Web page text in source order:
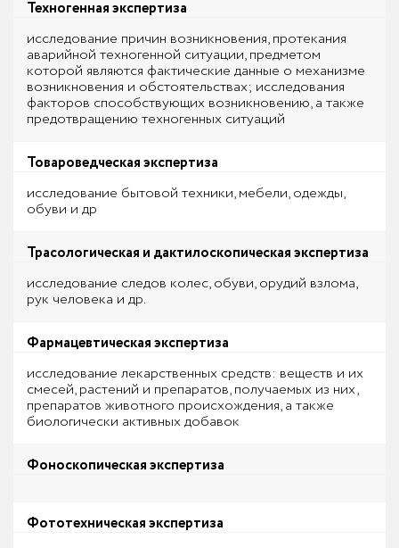
Техногенная экспертиза
исследование причин возникновения, протекания
аварийной техногенной ситуации, предметом
которой являются фактические данные о механизме
возникновения и обстоятельствах; исследования
факторов способствующих возникновению, а также
предотвращению техногенных ситуаций
Товароведческая экспертиза
исследование бытовой техники, мебели, одежды,
обуви и др
Трасологическая и дактилоскопическая экспертиза
исследование следов колес, обуви, орудий взлома,
рук человека и др.
Фармацевтическая экспертиза
исследование лекарственных средств: веществ и их
смесей, растений и препаратов, получаемых из них,
препаратов животного происхождения, а также
биологически активных добавок
Фоноскопическая экспертиза
Фототехническая экспертиза